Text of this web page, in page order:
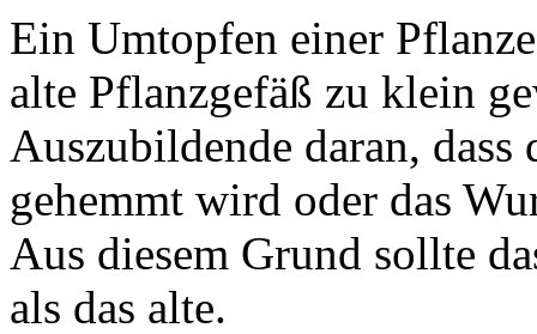
Ein Umtopfen einer
alte Pflanzgefäß zu klein
Auszubildende daran,
gehemmt wird oder das
Aus diesem Grund sollte
als das alte.